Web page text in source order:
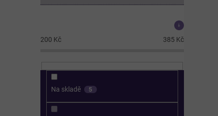
200 Kč 385 Kč
Na skladě 5